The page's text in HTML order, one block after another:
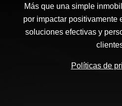
Más que una simple
por impactar positivamente
soluciones efectivas y
Políticas de